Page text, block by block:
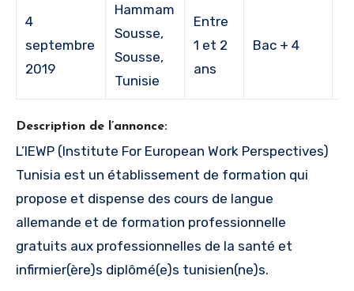
4
septembre
2019
Hammam
Sousse,
Sousse,
Tunisie
Entre
1 et 2
ans
Bac + 4
Description de l’annonce:
L’IEWP (Institute For European Work Perspectives)
Tunisia est un établissement de formation qui
propose et dispense des cours de langue
allemande et de formation professionnelle
gratuits aux professionnelles de la santé et
infirmier(ère)s diplômé(e)s tunisien(ne)s.